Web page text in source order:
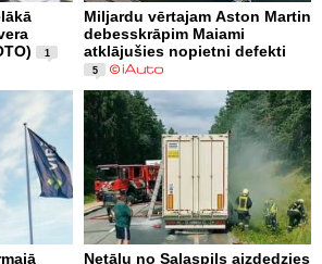
1
Miljardu vērtajam Aston Martin
debesskrāpim Maiami
atklājušies nopietni defekti
5
Netālu no Salaspils aizdedzies